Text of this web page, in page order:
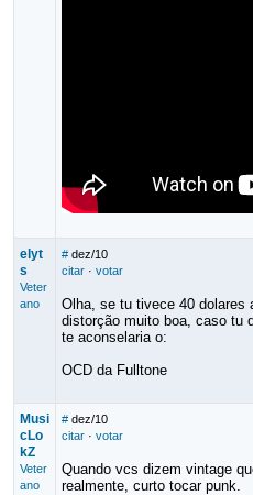
elyt
s
Veter
ano
# dez/10
citar· votar
Olha, se tu tivece 40 dolares
distorção muito boa, caso tu
te aconselaria o:
OCD da Fulltone
Musi
cLo
kZ
Veter
ano
# dez/10
citar· votar
Quando vcs dizem vintage
realmente, curto tocar punk.